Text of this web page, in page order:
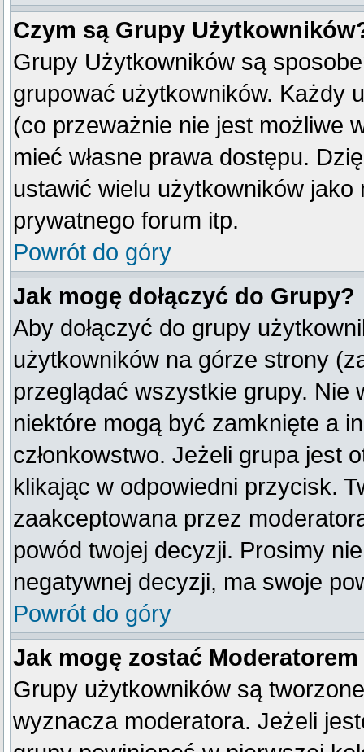
Czym są Grupy
Grupy Użytkowników są
grupować użytkowników. Każdy
(co przeważnie nie jest możliwe
mieć własne prawa dostępu.
ustawić wielu użytkowników
prywatnego forum itp.
Powrót do góry
Jak mogę dołączyć do Grupy?
Aby dołączyć do grupy
użytkowników na górze strony
przeglądać wszystkie grupy. Nie
niektóre mogą być zamknięte a
członkowstwo. Jeżeli grupa jest
klikając w odpowiedni przycisk.
zaakceptowana przez
powód twojej decyzji. Prosimy
negatywnej decyzji, ma swoje
Powrót do góry
Jak mogę zostać
Grupy użytkowników są
wyznacza moderatora. Jeżeli